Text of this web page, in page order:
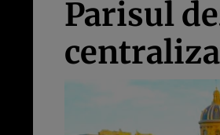
Parisul